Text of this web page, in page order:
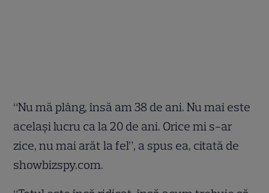
“Nu mă plâng, însă am 38 de ani. Nu mai este
acelaşi lucru ca la 20 de ani. Orice mi s-ar
zice, nu mai arăt la fel”, a spus ea, citată de
showbizspy.com.